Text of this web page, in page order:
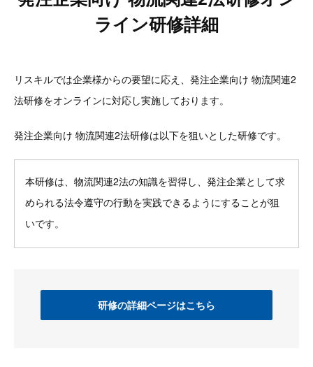
ライン研修詳細
リスキルでは企業様からの要望に応え、発注企業向け 物流関連2
法研修をオンラインに対応し実施しております。
発注企業向け 物流関連2法研修は以下を狙いとした研修です。
本研修は、物流関連2法の知識を習得し、発注企業として求
められる法令遵守の行動を実践できるようにすることが狙
いです。
研修の詳細ページはこちら